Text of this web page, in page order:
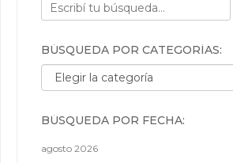
BÚSQUEDA POR CATEGORÍAS:
Búsqueda por categorías:
BÚSQUEDA POR FECHA:
agosto 2026